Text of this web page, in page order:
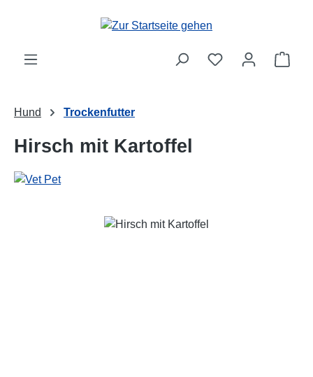
Zum Hauptinhalt springen
Hund Trockenfutter
Hirsch mit Kartoffel
Bildergalerie überspringen